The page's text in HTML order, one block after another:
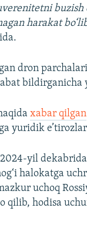
buzish
harakat
dron
bildirganicha
xabar qilgan
yuridik
yil
halokatga
uchoq
hodisa